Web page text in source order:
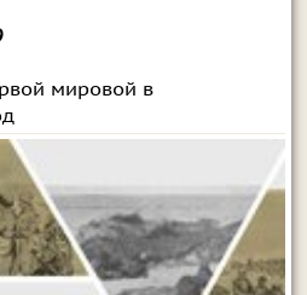
мировой в